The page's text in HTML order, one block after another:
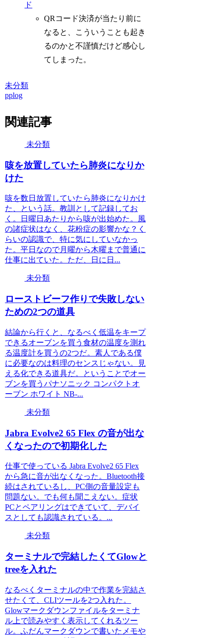
ド
QRコード決済が当たり前に
なると、こういうことも起き
るのかと不謹慎だけど感心し
てしまった。
未分類
pplog
関連記事
未分類
咳を放置していたら肺炎になりか
けた
咳を数日放置していたら肺炎になりかけ
た、という話。教訓として記録してお
く。日曜日あたりから咳が出始めた。風
の諸症状はなく、花粉症の影響かな？く
らいの認識で、特に気にしていなかっ
た。平日なので月曜から木曜まで普通に
仕事に出ていた。ただ、日に日...
未分類
ローストビーフ作りで失敗しない
ための2つの道具
結論から行くと、なるべく低温をキープ
できるオーブンを買う食材の温度を測れ
る温度計を買うの2つだ。素人である僕
に必要なのは料理のセンスじゃない。見
える化できる道具だ。ということでオー
ブンを買うパナソニック コンパクトオ
ーブン ホワイト NB-...
未分類
Jabra Evolve2 65 Flex の音が出な
くなったので初期化した
仕事で使っている Jabra Evolve2 65 Flex
から急に音が出なくなった。Bluetooth接
続はされているし、PC側の音量設定も
問題ない。でも何も聞こえない。症状
PCとペアリングはできていて、デバイ
スとしても認識されている。...
未分類
ターミナルで完結したくてGlowと
treeを入れた
なるべくターミナルの中で作業を完結さ
せたくて、CLIツールを2つ入れた。
Glowマークダウンファイルをターミナ
ル上で読みやすく表示してくれるツー
ル。ふだんマークダウンで書いたメモや